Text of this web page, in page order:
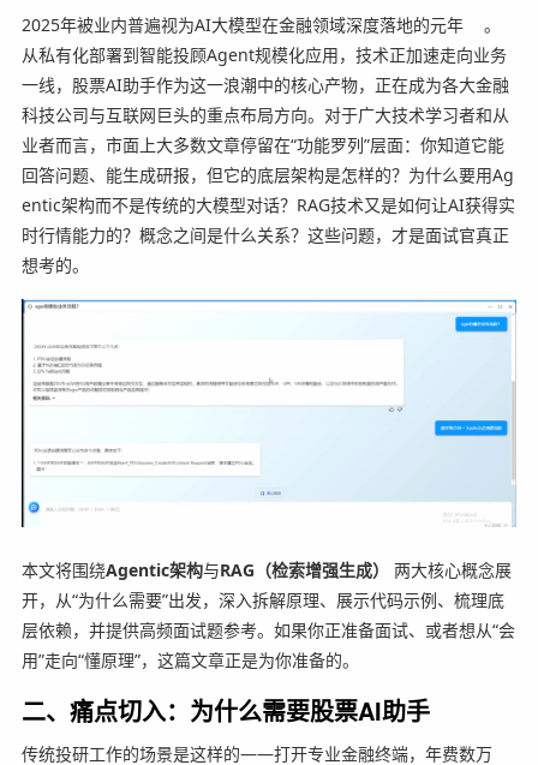
2025年被业内普遍视为AI大模型在金融领域深度落地的元年
。
从私有化部署到智能投顾Agent规模化应用，技术正加速走向业务
一线，股票AI助手作为这一浪潮中的核心产物，正在成为各大金融
科技公司与互联网巨头的重点布局方向。对于广大技术学习者和从
业者而言，市面上大多数文章停留在“功能罗列”层面：你知道它能
回答问题、能生成研报，但它的底层架构是怎样的？为什么要用Ag
entic架构而不是传统的大模型对话？RAG技术又是如何让AI获得实
时行情能力的？概念之间是什么关系？这些问题，才是面试官真正
想考的。
本文将围绕Agentic架构与RAG（检索增强生成）
两大核心概念展
开，从“为什么需要”出发，深入拆解原理、展示代码示例、梳理底
层依赖，并提供高频面试题参考。如果你正准备面试、或者想从“会
用”走向“懂原理”，这篇文章正是为你准备的。
二、痛点切入：为什么需要股票AI助手
传统投研工作的场景是这样的——打开专业金融终端，年费数万